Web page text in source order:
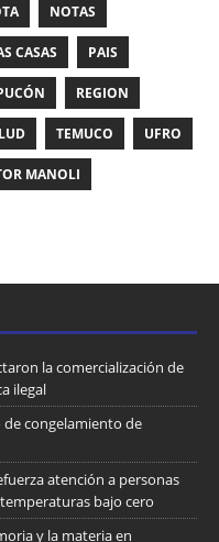
NOTAS
CASAS PAIS
REGION
TEMUCO UFRO
MANOLI
la comercialización de
ilegal
de congelamiento de
atención a personas
bajo cero
y la materia en